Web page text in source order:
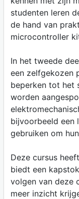
studenten leren
de hand van
microcontroller
In het tweede
een zelfgekozen
beperken tot het
worden
bijvoorbeeld een
gebruiken om
Deze cursus
biedt een
volgen van deze
meer inzicht